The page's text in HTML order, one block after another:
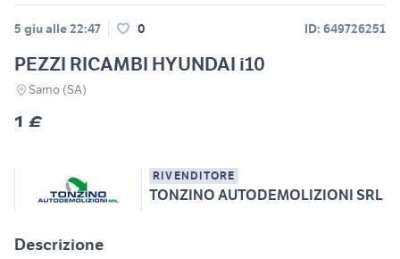
5 giu alle 22:47 0 ID: 649726251
PEZZI RICAMBI HYUNDAI i10
Sarno (SA)
1 €
RIVENDITORE
TONZINO AUTODEMOLIZIONI SRL
Descrizione